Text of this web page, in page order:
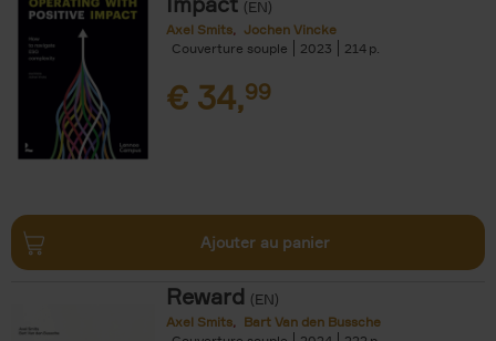
(EN)
Axel Smits
Jochen Vincke
Couverture souple
2023 214
€ 34,99
Ajouter au panier
Reward (EN)
Axel Smits
Bart Van den Bussche